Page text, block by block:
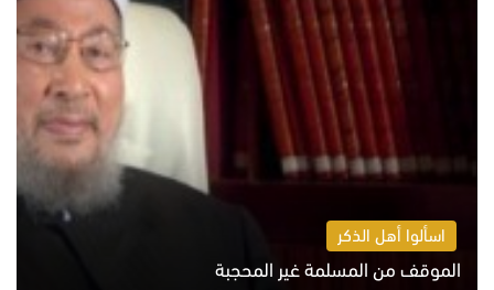
اسألوا أهل الذكر
الموقف من المسلمة غير المحجبة